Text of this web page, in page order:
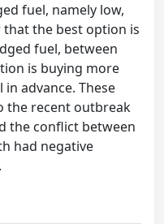
fuel, namely low,
that the best option is
fuel, between
is buying more
advance. These
the recent outbreak
the conflict between
had negative